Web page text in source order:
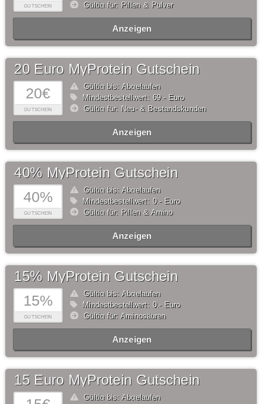
GUTSCHEIN
Gültig für: Pillen & Pulver
Anzeigen
20€
GUTSCHEIN
20 Euro MyProtein Gutschein
Gültig bis: Abgelaufen
Mindestbestellwert: 69,- Euro
Gültig für: Neu- & Bestandskunden
Anzeigen
40%
GUTSCHEIN
40% MyProtein Gutschein
Gültig bis: Abgelaufen
Mindestbestellwert: 0,- Euro
Gültig für: Pillen & Amino
Anzeigen
15%
GUTSCHEIN
15% MyProtein Gutschein
Gültig bis: Abgelaufen
Mindestbestellwert: 0,- Euro
Gültig für: Aminosäuren
Anzeigen
15 Euro MyProtein Gutschein
Gültig bis: Abgelaufen